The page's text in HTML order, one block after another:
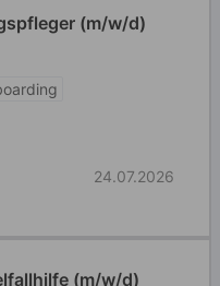
(m/w/d)
24.07.2026
(m/w/d)